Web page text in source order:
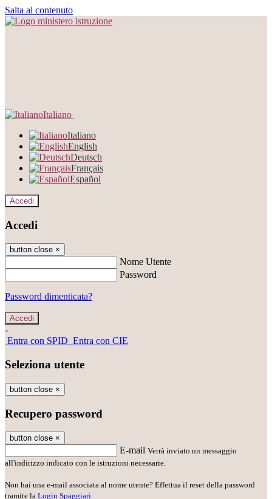
Salta al contenuto
Italiano
Italiano
English
Deutsch
Français
Español
Accedi
Accedi
button close ×
Nome Utente
Password
Password dimenticata?
-
Entra con SPID Entra con CIE
Seleziona utente
button close ×
Recupero password
button close ×
E-mail Verrà inviato un messaggio
all'indirizzo indicato con le istruzioni necessarie.
Non hai una e-mail associata al nome utente? Effettua il reset della password
tramite la Login Spaggiari